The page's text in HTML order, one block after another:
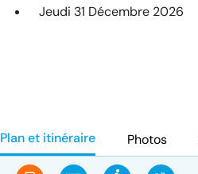
Jeudi 31 Décembre 2026
Plan et itinéraire Photos